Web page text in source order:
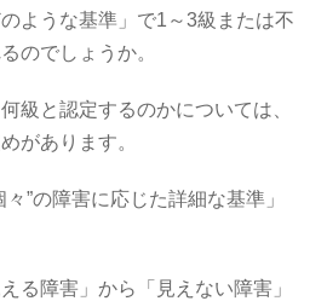
ような基準」で1～3級または不
のでしょうか。
級と認定するのかについては、
があります。
”の障害に応じた詳細な基準」
る障害」から「見えない障害」